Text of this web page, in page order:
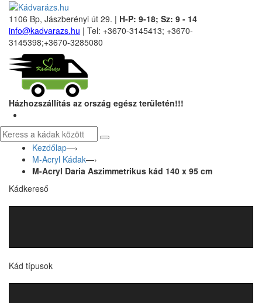
1106 Bp, Jászberényi út 29. | H-P: 9-18; Sz: 9 - 14
info@kadvarazs.hu | Tel: +3670-3145413; +3670-
3145398;+3670-3285080
Házhozszállítás az ország egész területén!!!
Kezdőlap—›
M-Acryl Kádak—›
M-Acryl Daria Aszimmetrikus kád 140 x 95 cm
Kádkereső
Kád típusok